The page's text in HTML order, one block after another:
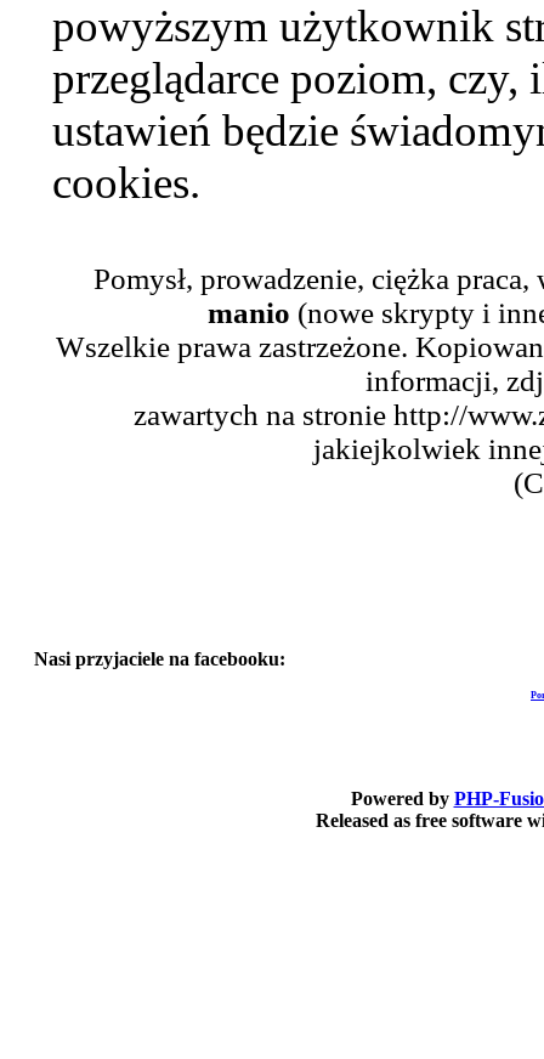
powyższym użytkownik
przeglądarce poziom,
ustawień będzie
cookies.
Pomysł, prowadzenie, ciężka
manio (nowe skrypty i
Wszelkie prawa zastrzeżone.
informacji,
zawartych na stronie http://
jakiejkolwiek
Nasi przyjaciele na facebooku:
Powered by PHP-
Released as free software